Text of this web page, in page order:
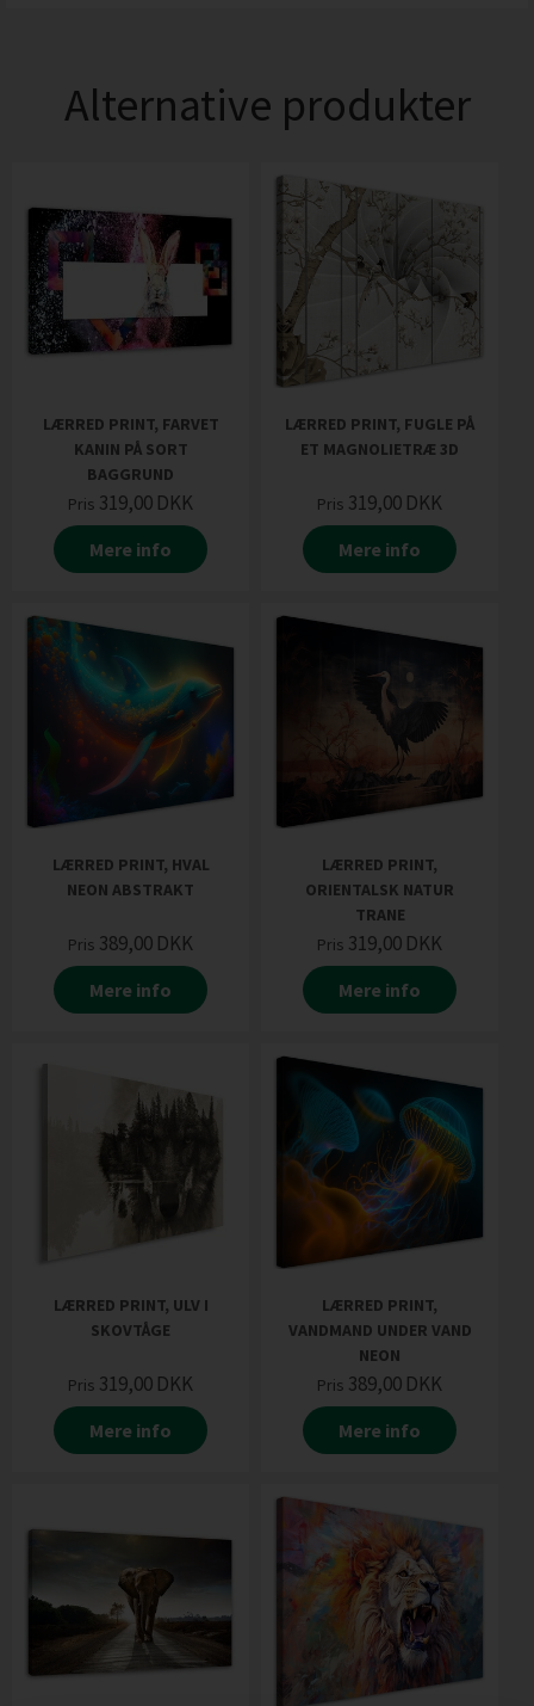
Alternative produkter
LÆRRED PRINT, FARVET
KANIN PÅ SORT
BAGGRUND
Pris 319,00 DKK
Mere info
LÆRRED PRINT, FUGLE PÅ
ET MAGNOLIETRÆ 3D
Pris 319,00 DKK
Mere info
LÆRRED PRINT, HVAL
NEON ABSTRAKT
Pris 389,00 DKK
Mere info
LÆRRED PRINT,
ORIENTALSK NATUR
TRANE
Pris 319,00 DKK
Mere info
LÆRRED PRINT, ULV I
SKOVTÅGE
Pris 319,00 DKK
Mere info
LÆRRED PRINT,
VANDMAND UNDER VAND
NEON
Pris 389,00 DKK
Mere info